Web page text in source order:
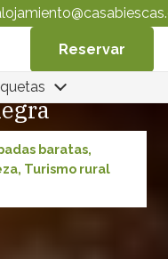
Reservar
con el
baratas,
, Turismo rural